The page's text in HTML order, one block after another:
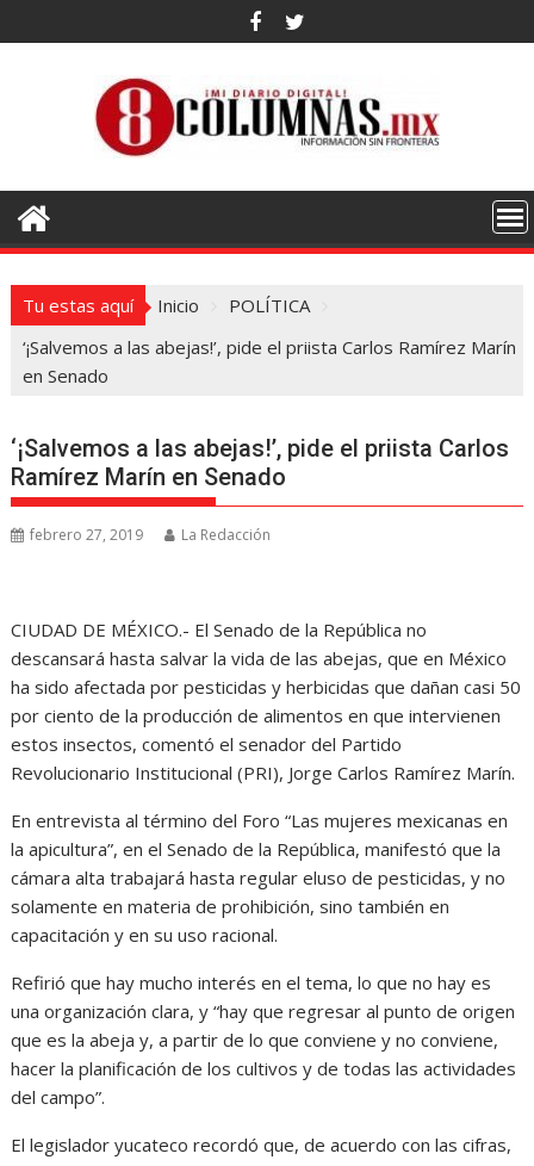
al
Tu estas aquí Inicio
POLÍTICA
‘¡Salvemos a las abejas!’, pide el priista Carlos Ramírez Marín
en Senado
‘¡Salvemos a las abejas!’, pide el priista Carlos
Ramírez Marín en Senado
febrero 27, 2019 La Redacción
CIUDAD DE MÉXICO.- El Senado de la República no
descansará hasta salvar la vida de las abejas, que en México
ha sido afectada por pesticidas y herbicidas que dañan casi 50
por ciento de la producción de alimentos en que intervienen
estos insectos, comentó el senador del Partido
Revolucionario Institucional (PRI), Jorge Carlos Ramírez Marín.
En entrevista al término del Foro “Las mujeres mexicanas en
la apicultura”, en el Senado de la República, manifestó que la
cámara alta trabajará hasta regular eluso de pesticidas, y no
solamente en materia de prohibición, sino también en
capacitación y en su uso racional.
Refirió que hay mucho interés en el tema, lo que no hay es
una organización clara, y “hay que regresar al punto de origen
que es la abeja y, a partir de lo que conviene y no conviene,
hacer la planificación de los cultivos y de todas las actividades
del campo”.
El legislador yucateco recordó que, de acuerdo con las cifras,